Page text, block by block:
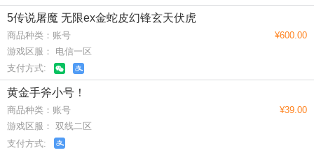
5传说屠魔 无限ex金蛇皮幻锋玄天伏虎
商品种类：账号
游戏区服： 电信一区
支付方式:
¥600.00
黄金手斧小号！
商品种类：账号
游戏区服： 双线二区
支付方式:
¥39.00